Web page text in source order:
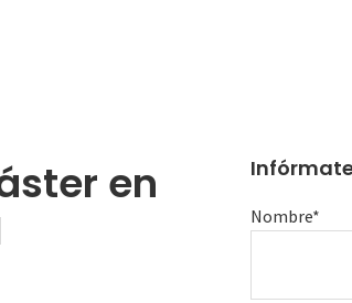
en
Nombre*